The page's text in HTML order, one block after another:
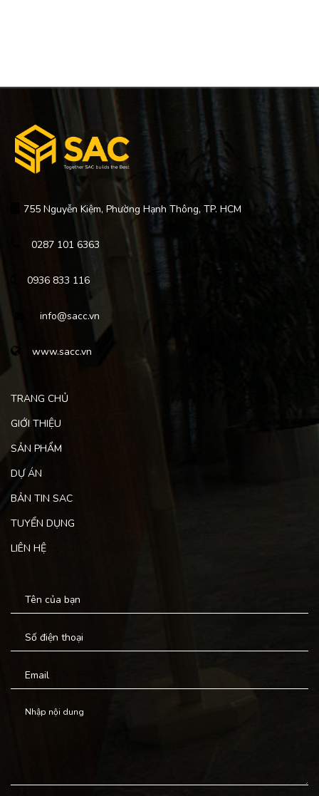
755 Nguyễn Kiệm, Phường Hạnh Thông, TP. HCM
0287 101 6363
0936 833 116
info@sacc.vn
www.sacc.vn
TRANG CHỦ
GIỚI THIỆU
SẢN PHẨM
DỰ ÁN
BẢN TIN SAC
TUYỂN DỤNG
LIÊN HỆ